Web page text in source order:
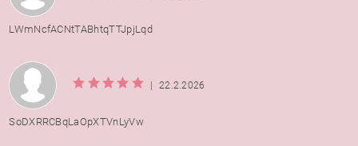
LWmNcfACNtTABhtqTTJpjLqd
| 22.2.2026
SoDXRRCBqLaOpXTVnLyVw